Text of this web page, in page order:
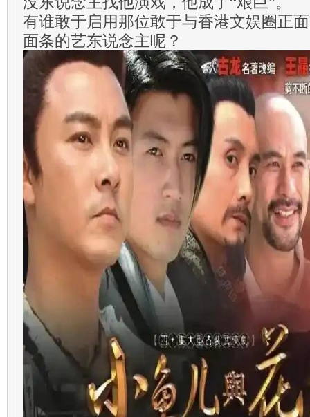
有谁敢于启用那位敢于与香港文娱圈正
面条的艺东说念主呢？